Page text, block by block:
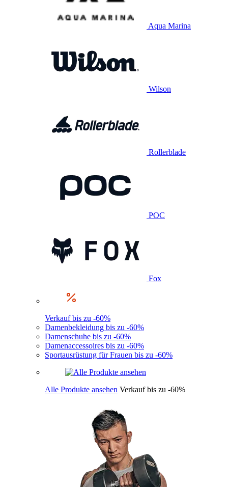
Aqua Marina
Wilson
Rollerblade
POC
Fox
Verkauf bis zu -60%
Damenbekleidung bis zu -60%
Damenschuhe bis zu -60%
Damenaccessoires bis zu -60%
Sportausrüstung für Frauen bis zu -60%
Alle Produkte ansehen Verkauf bis zu -60%